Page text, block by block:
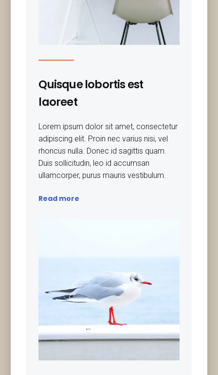
Quisque lobortis est
laoreet
Lorem ipsum dolor sit amet, consectetur
adipiscing elit. Proin nec varius nisi, vel
rhoncus nulla. Donec id sagittis quam.
Duis sollicitudin, leo id accumsan
ullamcorper, purus mauris vestibulum.
Read more